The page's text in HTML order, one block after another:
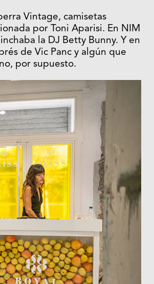
Vintage, camisetas
por Toni Aparisi. En NIM
la DJ Betty Bunny. Y en
de Vic Panc y algún que
por supuesto.